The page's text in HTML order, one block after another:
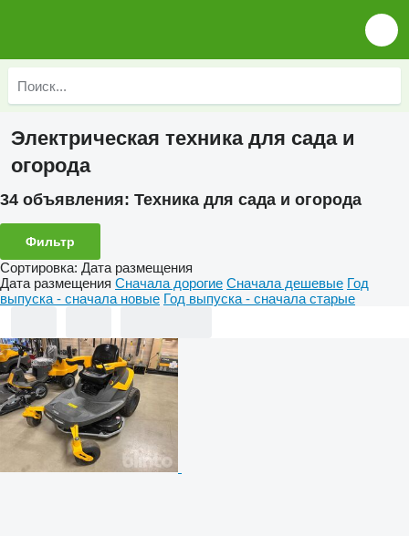
Электрическая техника для сада и
огорода
34 объявления: Техника для сада и огорода
Фильтр
Сортировка: Дата размещения
Дата размещения Сначала дорогие Сначала дешевые Год
выпуска - сначала новые Год выпуска - сначала старые